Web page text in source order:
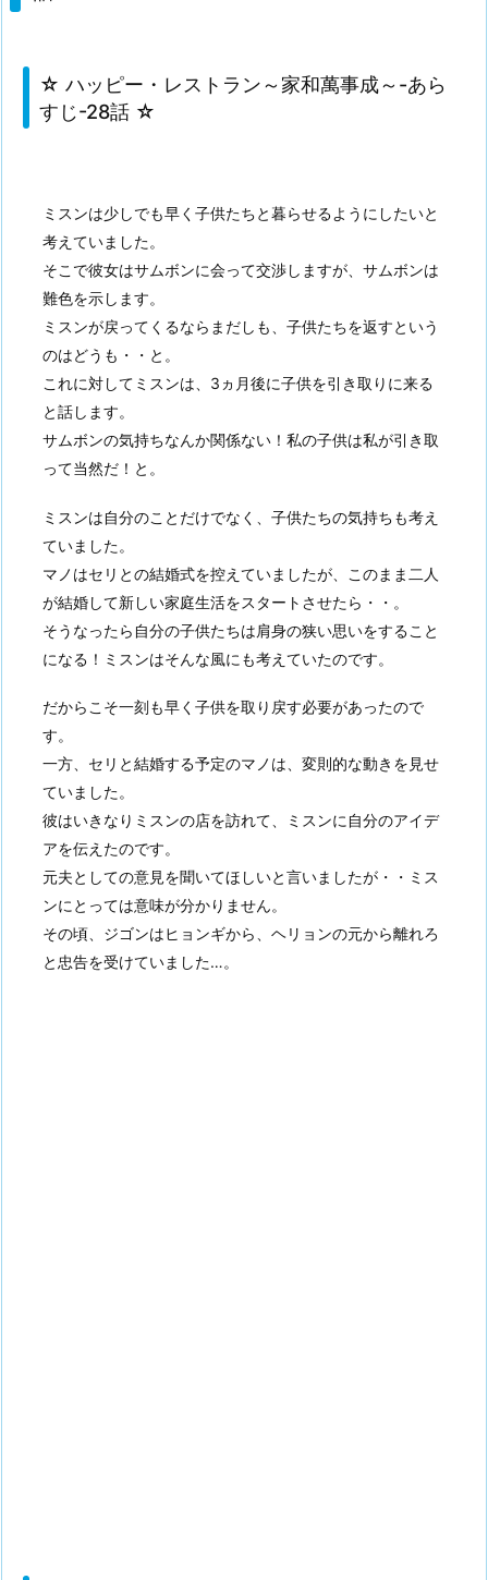
☆ ハッピー・レストラン～家和萬事成～-あら
すじ-28話 ☆
ミスンは少しでも早く子供たちと暮らせるようにしたいと
考えていました。
そこで彼女はサムボンに会って交渉しますが、サムボンは
難色を示します。
ミスンが戻ってくるならまだしも、子供たちを返すという
のはどうも・・と。
これに対してミスンは、3ヵ月後に子供を引き取りに来る
と話します。
サムボンの気持ちなんか関係ない！私の子供は私が引き取
って当然だ！と。
ミスンは自分のことだけでなく、子供たちの気持ちも考え
ていました。
マノはセリとの結婚式を控えていましたが、このまま二人
が結婚して新しい家庭生活をスタートさせたら・・。
そうなったら自分の子供たちは肩身の狭い思いをすること
になる！ミスンはそんな風にも考えていたのです。
だからこそ一刻も早く子供を取り戻す必要があったので
す。
一方、セリと結婚する予定のマノは、変則的な動きを見せ
ていました。
彼はいきなりミスンの店を訪れて、ミスンに自分のアイデ
アを伝えたのです。
元夫としての意見を聞いてほしいと言いましたが・・ミス
ンにとっては意味が分かりません。
その頃、ジゴンはヒョンギから、ヘリョンの元から離れろ
と忠告を受けていました…。